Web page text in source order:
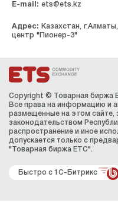
E-mail: ets@ets.kz
Адрес: Казахстан,
центр "Пионер-3"
Copyright © Товарная биржа
Все права на информацию и
размещенные на этом сайте,
законодательством
распространение и иное
допускается только с
"Товарная биржа ЕТС".
Быстро с 1С-Битрикс